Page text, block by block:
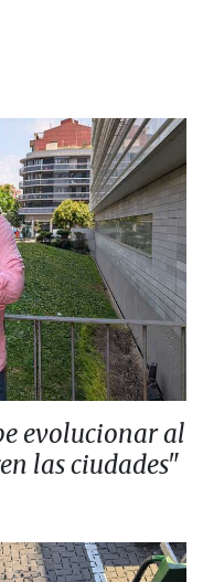
evolucionar al
las ciudades"